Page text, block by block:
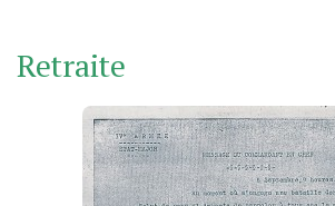
Retraite